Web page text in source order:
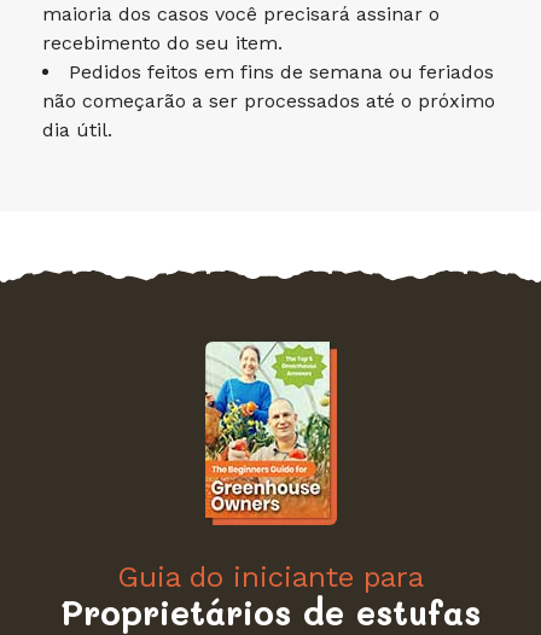
maioria dos casos você precisará assinar o
recebimento do seu item.
Pedidos feitos em fins de semana ou feriados
não começarão a ser processados ​​até o próximo
dia útil.
Guia do iniciante para
Proprietários de estufas